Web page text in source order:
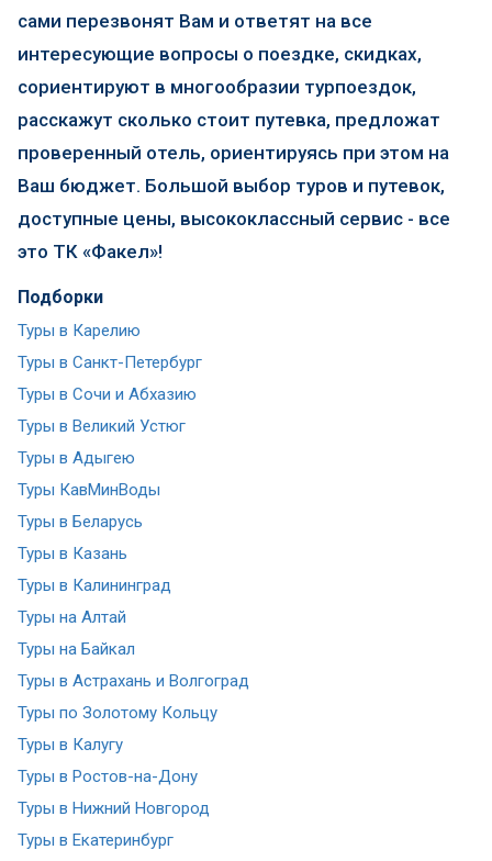
сами перезвонят Вам и ответят на все
интересующие вопросы о поездке, скидках,
сориентируют в многообразии турпоездок,
расскажут сколько стоит путевка, предложат
проверенный отель, ориентируясь при этом на
Ваш бюджет. Большой выбор туров и путевок,
доступные цены, высококлассный сервис - все
это ТК «Факел»!
Подборки
Туры в Карелию
Туры в Санкт-Петербург
Туры в Сочи и Абхазию
Туры в Великий Устюг
Туры в Адыгею
Туры КавМинВоды
Туры в Беларусь
Туры в Казань
Туры в Калининград
Туры на Алтай
Туры на Байкал
Туры в Астрахань и Волгоград
Туры по Золотому Кольцу
Туры в Калугу
Туры в Ростов-на-Дону
Туры в Нижний Новгород
Туры в Екатеринбург